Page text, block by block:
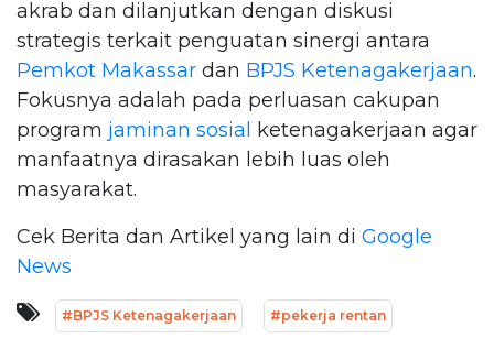
akrab dan dilanjutkan dengan diskusi
strategis terkait penguatan sinergi antara
Pemkot Makassar dan BPJS Ketenagakerjaan.
Fokusnya adalah pada perluasan cakupan
program jaminan sosial ketenagakerjaan agar
manfaatnya dirasakan lebih luas oleh
masyarakat.
Cek Berita dan Artikel yang lain di Google
News
#BPJS Ketenagakerjaan #pekerja rentan